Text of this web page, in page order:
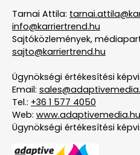
Tarnai Attila:
info@karriertrend.hu
Sajtóközlemények,
sajto@karriertrend.hu
Ügynökségi értékesítési
Email:
Tel.: +36 1 577 4050
Web: www.adaptivemedia.hu
Ügynökségi értékesítési